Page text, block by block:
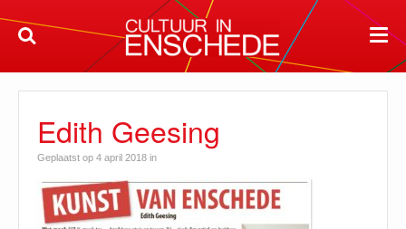
Edith Geesing
Geplaatst op 4 april 2018 in